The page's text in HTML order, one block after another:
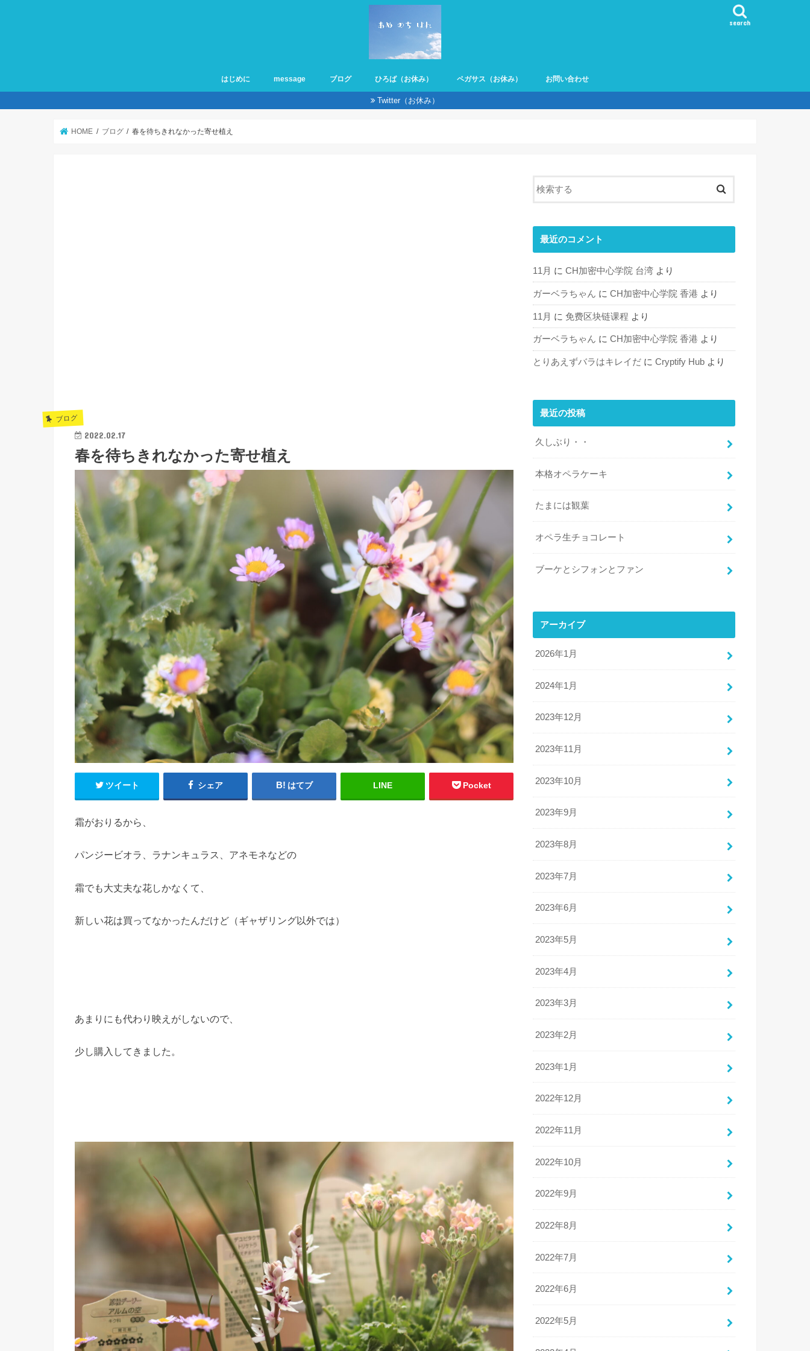
search
はじめに message ブログ ひろば（お休み） ペガサス（お休み） お問い合わせ
Twitter（お休み）
HOME ブログ 春を待ちきれなかった寄せ植え
ブログ
2022.02.17
春を待ちきれなかった寄せ植え
ツイート シェア はてブ LINE Pocket
霜がおりるから、
パンジービオラ、ラナンキュラス、アネモネなどの
霜でも大丈夫な花しかなくて、
新しい花は買ってなかったんだけど（ギャザリング以外では）
あまりにも代わり映えがしないので、
少し購入してきました。
最近のコメント
11月 に CH加密中心学院 台湾 より
ガーベラちゃん に CH加密中心学院 香港 より
11月 に 免费区块链课程 より
ガーベラちゃん に CH加密中心学院 香港 より
とりあえずバラはキレイだ に Cryptify Hub より
最近の投稿
久しぶり・・
本格オペラケーキ
たまには観葉
オペラ生チョコレート
ブーケとシフォンとファン
アーカイブ
2026年1月
2024年1月
2023年12月
2023年11月
2023年10月
2023年9月
2023年8月
2023年7月
2023年6月
2023年5月
2023年4月
2023年3月
2023年2月
2023年1月
2022年12月
2022年11月
2022年10月
2022年9月
2022年8月
2022年7月
2022年6月
2022年5月